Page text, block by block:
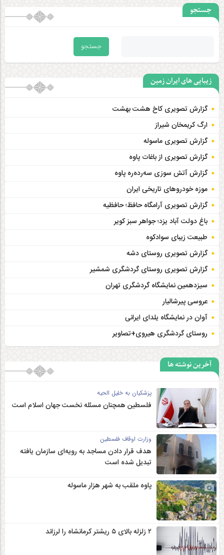
جستجو
زیبایی های ایران زمین
گزارش تصویری کاخ هشت‌ بهشت
ارگ کریمخان شیراز
گزارش تصویری ماسوله
گزارش تصویری از باغات پاوه
گزارش آتش سوزی سەردەرە پاوه
موزه خودروهای تاریخی ایران
گزارش تصویری آرامگاه حافظ؛ حافظیه‎
باغ دولت آباد یزد؛ جواهر سبز کویر
طبیعت زیبای سوادکوه
گزارش تصویری روستای دشه
گزارش تصویری روستای گردشگری شمشیر
سیزدهمین نمایشگاه گردشگری تهران
عروسی پیرشالیار
آوان در نمایشگاه یلدای ایرانی
روستای گردشگری هیروی+تصاویر
آخرین نوشته ها
پزشکیان به خلیل الحیه
فلسطین همچنان مسئله نخست جهان اسلام است
وزارت اوقاف فلسطین
هدف قرار دادن مساجد به رویه‌ای سازمان‌ یافته
تبدیل شده است
پاوه ملقب به شهر هزار ماسوله
۲ زلزله‌ بالای ۵ ریشتر کرمانشاه را لرزاند